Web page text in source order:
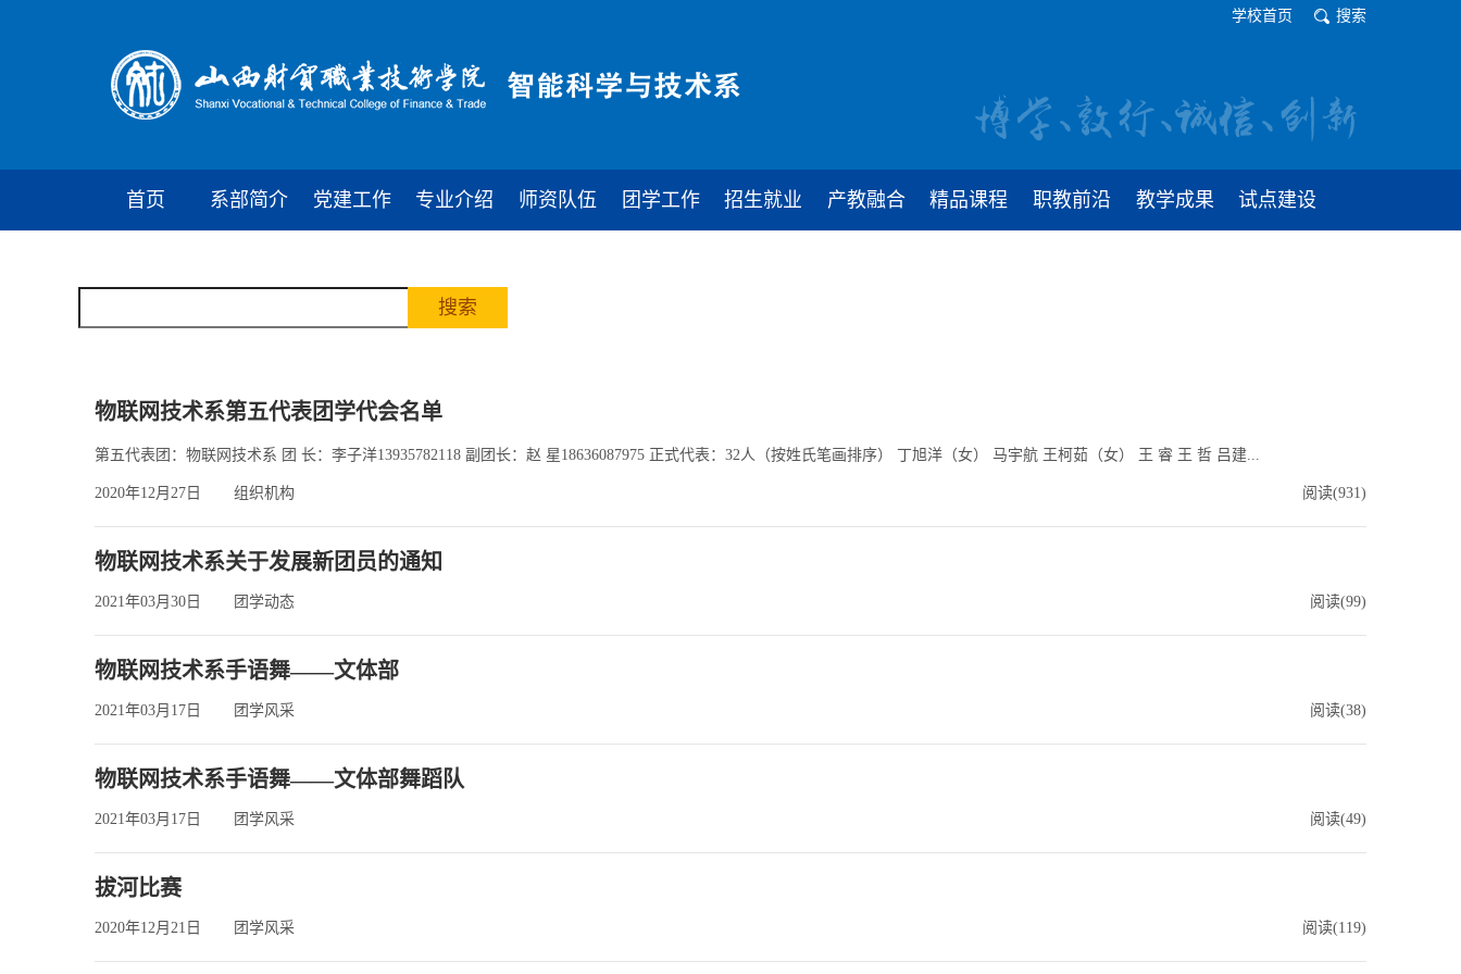
搜索
学校首页
首页 系部简介 党建工作 专业介绍 师资队伍 团学工作 招生就业 产教融合 精品课程 职教前沿 教学成果 试点建设
物联网技术系第五代表团学代会名单
第五代表团：物联网技术系 团 长：李子洋13935782118 副团长：赵 星18636087975 正式代表：32人（按姓氏笔画排序） 丁旭洋（女） 马宇航 王柯茹（女） 王 睿 王 哲 吕建...
2020年12月27日 组织机构 阅读(931)
物联网技术系关于发展新团员的通知
2021年03月30日 团学动态 阅读(99)
物联网技术系手语舞——文体部
2021年03月17日 团学风采 阅读(38)
物联网技术系手语舞——文体部舞蹈队
2021年03月17日 团学风采 阅读(49)
拔河比赛
2020年12月21日 团学风采 阅读(119)